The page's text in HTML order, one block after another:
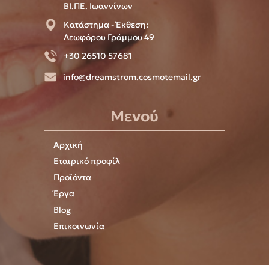
ΒΙ.ΠΕ. Ιωαννίνων
Κατάστημα - Έκθεση:
Λεωφόρου Γράμμου 49
+30 26510 57681
info@dreamstrom.cosmotemail.gr
Μενού
Αρχική
Εταιρικό προφίλ
Προϊόντα
Έργα
Blog
Επικοινωνία